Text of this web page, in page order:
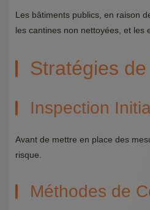
Les bâtiments publics, en raison
les cantines non nettoyées, et les
Stratégies
Inspection
Avant de mettre en place des
risque.
Méthodes de